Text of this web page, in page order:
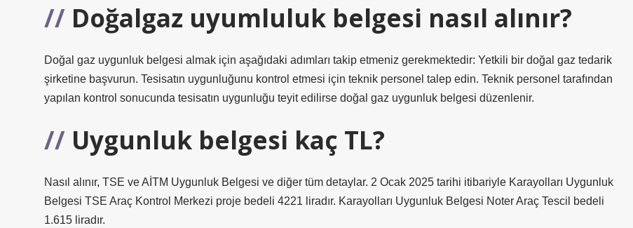
Doğalgaz uyumluluk belgesi nasıl alınır?
Doğal gaz uygunluk belgesi almak için aşağıdaki adımları takip etmeniz gerekmektedir: Yetkili bir doğal gaz tedarik
şirketine başvurun. Tesisatın uygunluğunu kontrol etmesi için teknik personel talep edin. Teknik personel tarafından
yapılan kontrol sonucunda tesisatın uygunluğu teyit edilirse doğal gaz uygunluk belgesi düzenlenir.
Uygunluk belgesi kaç TL?
Nasıl alınır, TSE ve AİTM Uygunluk Belgesi ve diğer tüm detaylar. 2 Ocak 2025 tarihi itibariyle Karayolları Uygunluk
Belgesi TSE Araç Kontrol Merkezi proje bedeli 4221 liradır. Karayolları Uygunluk Belgesi Noter Araç Tescil bedeli
1.615 liradır.